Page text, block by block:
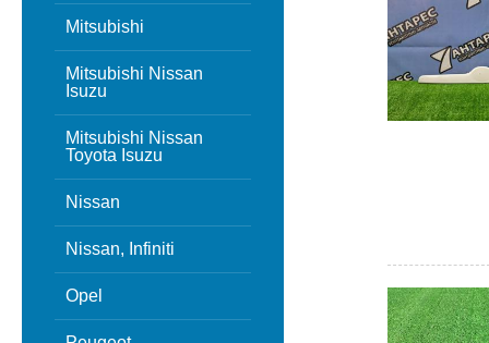
Mitsubishi
Mitsubishi Nissan
Isuzu
Mitsubishi Nissan
Toyota Isuzu
Nissan
Nissan, Infiniti
Opel